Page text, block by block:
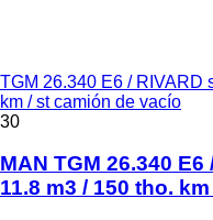
TGM 26.340 E6 / RIVARD
km / st camión de vacío
30
MAN TGM 26.340
11.8 m3 / 150 tho.